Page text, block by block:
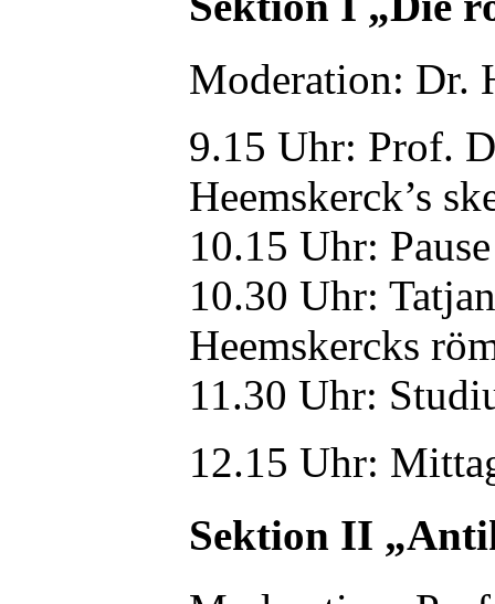
Moderation: Dr.
9.15 Uhr: Prof.
Heemskerck’s
10.15 Uhr: Pause
10.30 Uhr:
Heemskercks
11.30 Uhr:
12.15 Uhr:
Sektion II